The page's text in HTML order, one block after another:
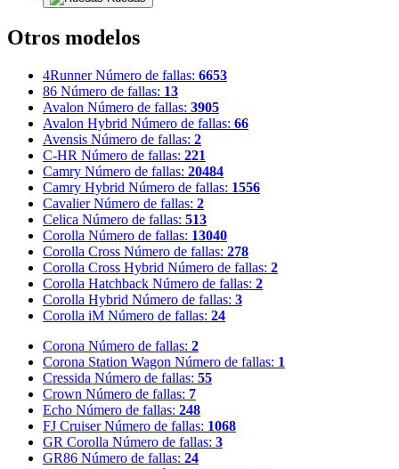
Otros modelos
4Runner Número de fallas: 6653
86 Número de fallas: 13
Avalon Número de fallas: 3905
Avalon Hybrid Número de fallas: 66
Avensis Número de fallas: 2
C-HR Número de fallas: 221
Camry Número de fallas: 20484
Camry Hybrid Número de fallas: 1556
Cavalier Número de fallas: 2
Celica Número de fallas: 513
Corolla Número de fallas: 13040
Corolla Cross Número de fallas: 278
Corolla Cross Hybrid Número de fallas: 2
Corolla Hatchback Número de fallas: 2
Corolla Hybrid Número de fallas: 3
Corolla iM Número de fallas: 24
Corona Número de fallas: 2
Corona Station Wagon Número de fallas: 1
Cressida Número de fallas: 55
Crown Número de fallas: 7
Echo Número de fallas: 248
FJ Cruiser Número de fallas: 1068
GR Corolla Número de fallas: 3
GR86 Número de fallas: 24